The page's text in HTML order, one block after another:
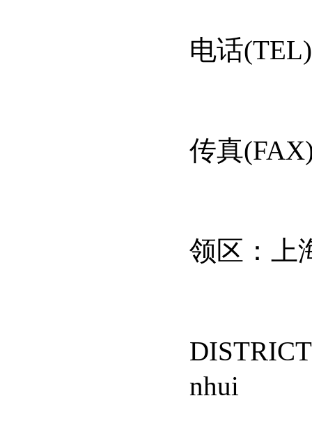
电话(TEL)
传真
领区：上
DISTRICT
nhui